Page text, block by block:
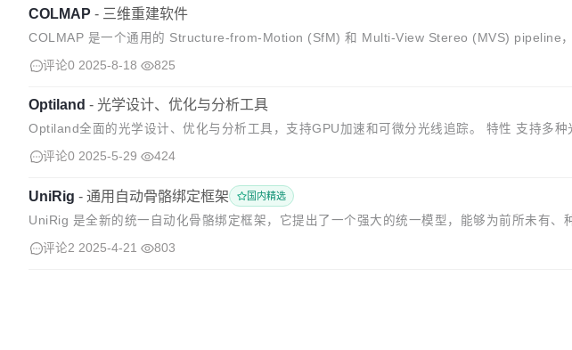
COLMAP - 三维重建软件
COLMAP 是一个通用的 Structure-from-Motion (SfM) 和 Multi-View Stereo (MVS) pipeline
富的功能，可用...
评论0 2025-8-18 825
Optiland - 光学设计、优化与分析工具
Optiland全面的光学设计、优化与分析工具，支持GPU加速和可微分光线追踪。 特性 支持多
自由曲面； 无缝切换NumPy和PyTorch后端，实现CPU/GPU计...
评论0 2025-5-29 424
UniRig - 通用自动骨骼绑定框架 国内精选
UniRig 是全新的统一自动化骨骼绑定框架，它提出了一个强大的统一模型，能够为前所未有、
数据，涵盖人类、动物、复杂的幻想角色乃至无机结构。 UniRig 的核心...
评论2 2025-4-21 803